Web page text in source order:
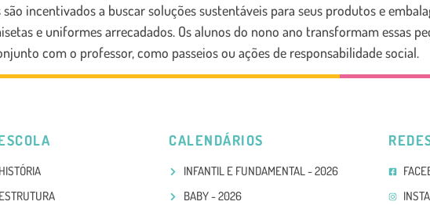
incentivados a buscar soluções sustentáveis para seus produtos e
e uniformes arrecadados. Os alunos do nono ano transformam essas
com o professor, como passeios ou ações de responsabilidade social.
CALENDÁRIOS
INFANTIL E FUNDAMENTAL - 2026
BABY - 2026